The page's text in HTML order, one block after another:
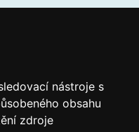
nástroje s
obsahu
zdroje